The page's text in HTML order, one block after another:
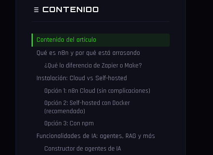
CONTENIDO
Contenido del artículo
Qué es n8n y por qué está arrasando
¿Qué lo diferencia de Zapier o Make?
Instalación: Cloud vs Self-hosted
Opción 1: n8n Cloud (sin complicaciones)
Opción 2: Self-hosted con Docker
(recomendado)
Opción 3: Con npm
Funcionalidades de IA: agentes, RAG y más
Constructor de agentes de IA